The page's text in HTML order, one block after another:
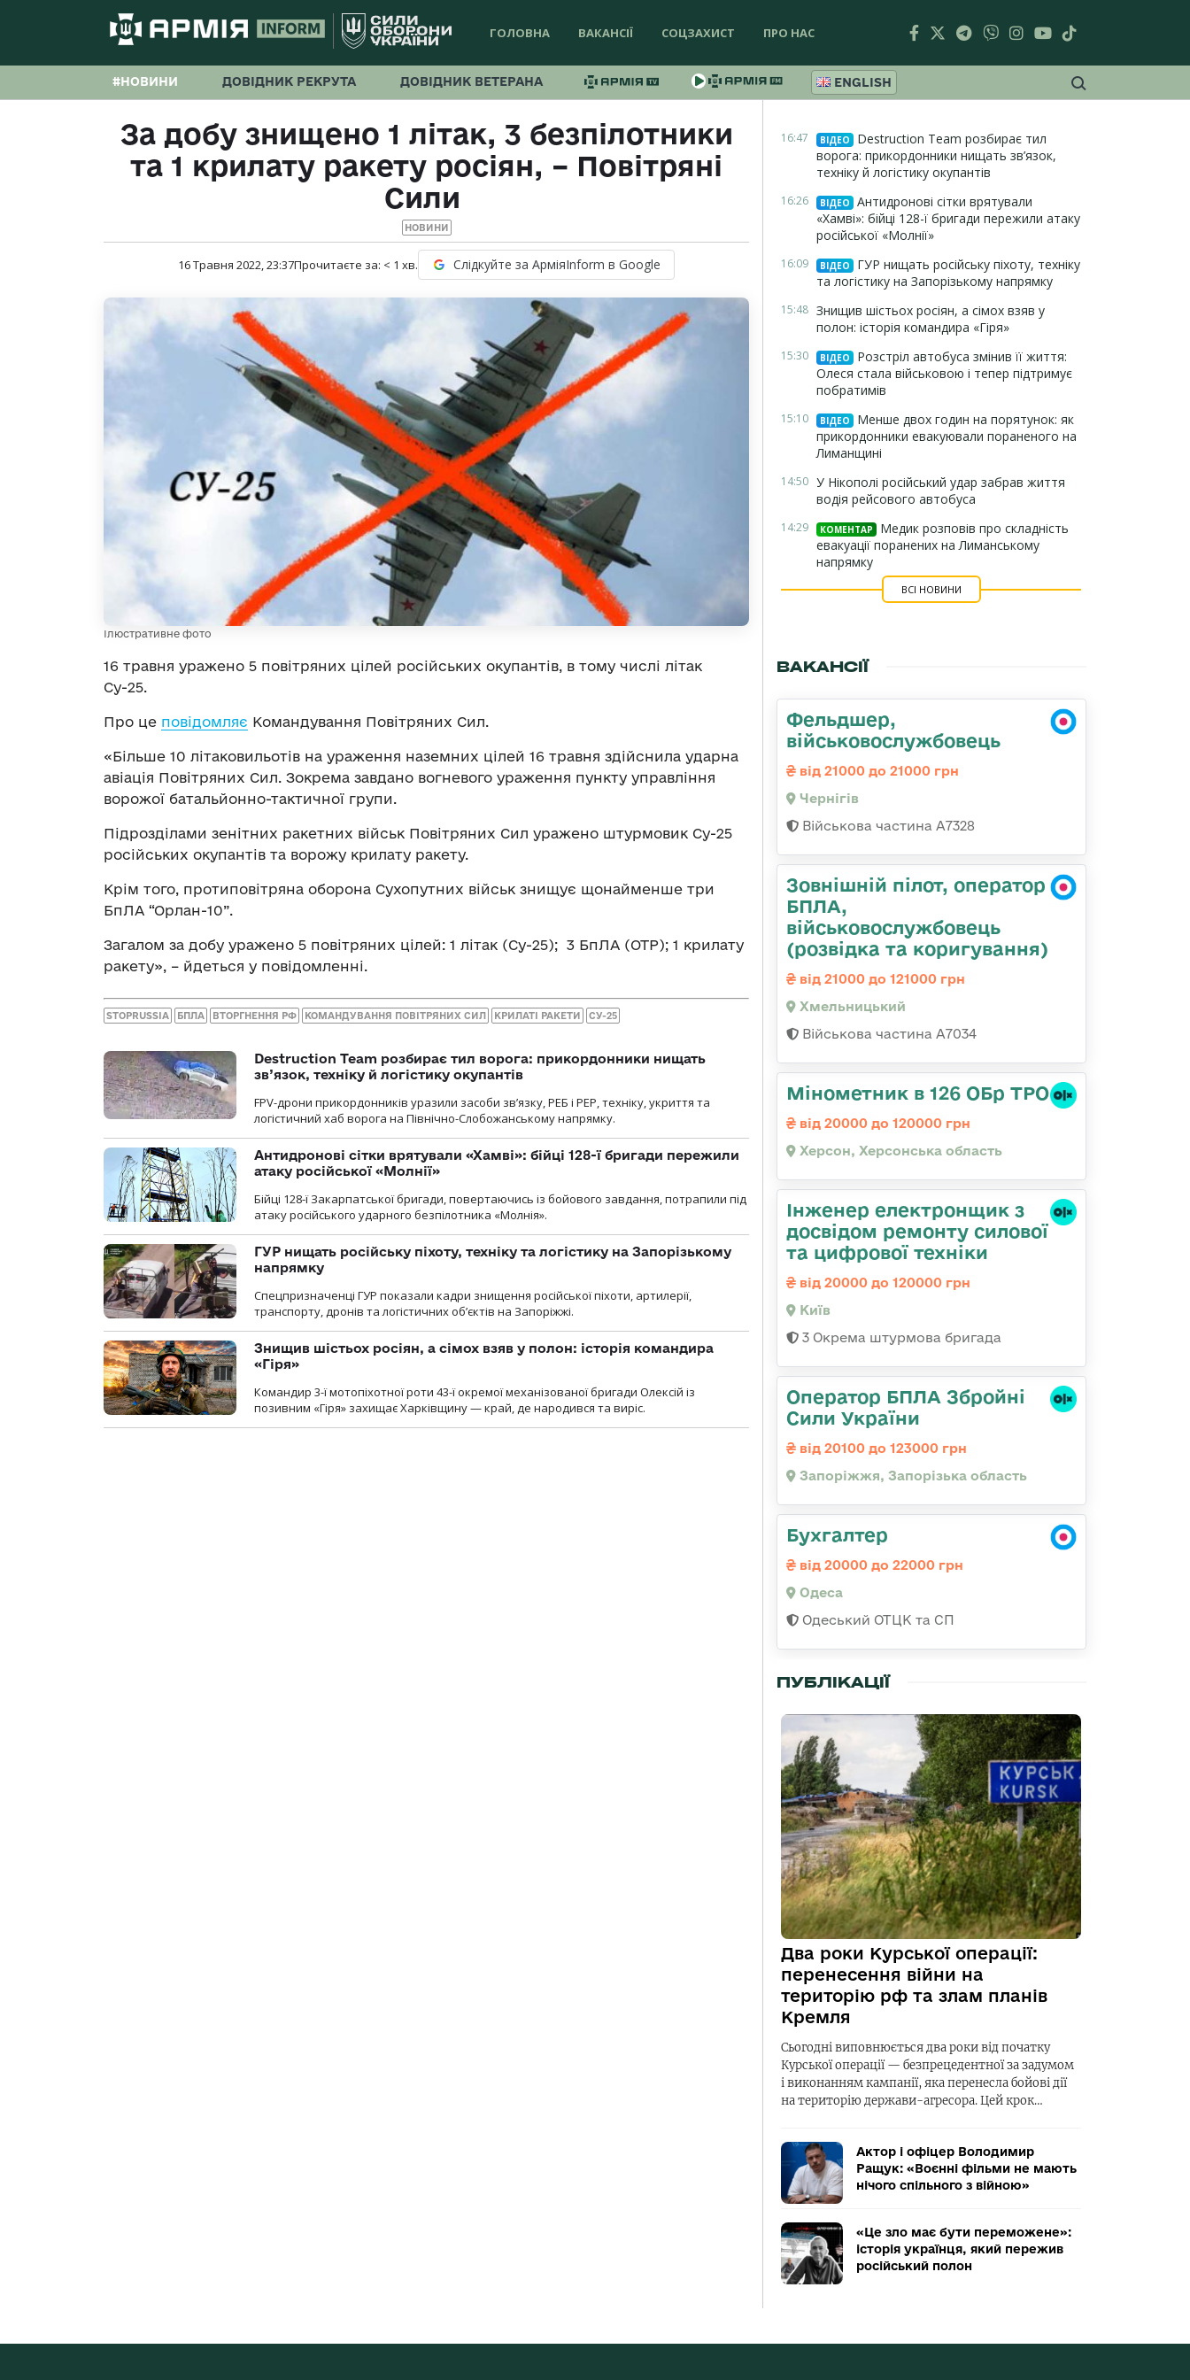
ГОЛОВНА ВАКАНСІЇ СОЦЗАХИСТ ПРО НАС
#НОВИНИ ДОВІДНИК РЕКРУТА ДОВІДНИК ВЕТЕРАНА ENGLISH
За добу знищено 1 літак, 3 безпілотники
та 1 крилату ракету росіян, – Повітряні
Сили
НОВИНИ
16 Травня 2022, 23:37Прочитаєте за: < 1 хв. Слідкуйте за АрміяInform в Google
Ілюстративне фото
16 травня уражено 5 повітряних цілей російських окупантів, в тому числі літак
Су-25.
Про це повідомляє Командування Повітряних Сил.
«Більше 10 літаковильотів на ураження наземних цілей 16 травня здійснила ударна
авіація Повітряних Сил. Зокрема завдано вогневого ураження пункту управління
ворожої батальйонно-тактичної групи.
Підрозділами зенітних ракетних військ Повітряних Сил уражено штурмовик Су-25
російських окупантів та ворожу крилату ракету.
Крім того, протиповітряна оборона Сухопутних військ знищує щонайменше три
БпЛА “Орлан-10”.
Загалом за добу уражено 5 повітряних цілей: 1 літак (Су-25); 3 БпЛА (ОТР); 1 крилату
ракету», – йдеться у повідомленні.
STOPRUSSIA БПЛА ВТОРГНЕННЯ РФ КОМАНДУВАННЯ ПОВІТРЯНИХ СИЛ КРИЛАТІ РАКЕТИ СУ-25
Destruction Team розбирає тил ворога: прикордонники нищать
зв’язок, техніку й логістику окупантів
FPV-дрони прикордонників уразили засоби зв’язку, РЕБ і РЕР, техніку, укриття та
логістичний хаб ворога на Північно-Слобожанському напрямку.
Антидронові сітки врятували «Хамві»: бійці 128-ї бригади пережили
атаку російської «Молнії»
Бійці 128-ї Закарпатської бригади, повертаючись із бойового завдання, потрапили під
атаку російського ударного безпілотника «Молнія».
ГУР нищать російську піхоту, техніку та логістику на Запорізькому
напрямку
Спецпризначенці ГУР показали кадри знищення російської піхоти, артилерії,
транспорту, дронів та логістичних об’єктів на Запоріжжі.
Знищив шістьох росіян, а сімох взяв у полон: історія командира
«Гіря»
Командир 3-ї мотопіхотної роти 43-ї окремої механізованої бригади Олексій із
позивним «Гіря» захищає Харківщину — край, де народився та виріс.
16:47 ВІДЕО
Destruction Team розбирає тил
ворога: прикордонники нищать зв’язок,
техніку й логістику окупантів
16:26 ВІДЕО
Антидронові сітки врятували
«Хамві»: бійці 128-ї бригади пережили атаку
російської «Молнії»
16:09 ВІДЕО
ГУР нищать російську піхоту, техніку
та логістику на Запорізькому напрямку
15:48 Знищив шістьох росіян, а сімох взяв у
полон: історія командира «Гіря»
15:30 ВІДЕО
Розстріл автобуса змінив її життя:
Олеся стала військовою і тепер підтримує
побратимів
15:10 ВІДЕО
Менше двох годин на порятунок: як
прикордонники евакуювали пораненого на
Лиманщині
14:50 У Нікополі російський удар забрав життя
водія рейсового автобуса
14:29 КОМЕНТАР
Медик розповів про складність
евакуації поранених на Лиманському
напрямку
ВСІ НОВИНИ
ВАКАНСІЇ
Фельдшер,
військовослужбовець
від 21000 до 21000 грн
Чернігів
Військова частина А7328
Зовнішній пілот, оператор
БПЛА,
військовослужбовець
(розвідка та коригування)
від 21000 до 121000 грн
Хмельницький
Військова частина А7034
Мінометник в 126 ОБр ТРО
від 20000 до 120000 грн
Херсон, Херсонська область
Інженер електронщик з
досвідом ремонту силової
та цифрової техніки
від 20000 до 120000 грн
Київ
3 Окрема штурмова бригада
Оператор БПЛА Збройні
Сили України
від 20100 до 123000 грн
Запоріжжя, Запорізька область
Бухгалтер
від 20000 до 22000 грн
Одеса
Одеський ОТЦК та СП
ПУБЛІКАЦІЇ
Два роки Курської операції:
перенесення війни на
територію рф та злам планів
Кремля
Сьогодні виповнюється два роки від початку
Курської операції — безпрецедентної за задумом
і виконанням кампанії, яка перенесла бойові дії
на територію держави-агресора. Цей крок…
Актор і офіцер Володимир
Ращук: «Воєнні фільми не мають
нічого спільного з війною»
«Це зло має бути переможене»:
історія українця, який пережив
російський полон